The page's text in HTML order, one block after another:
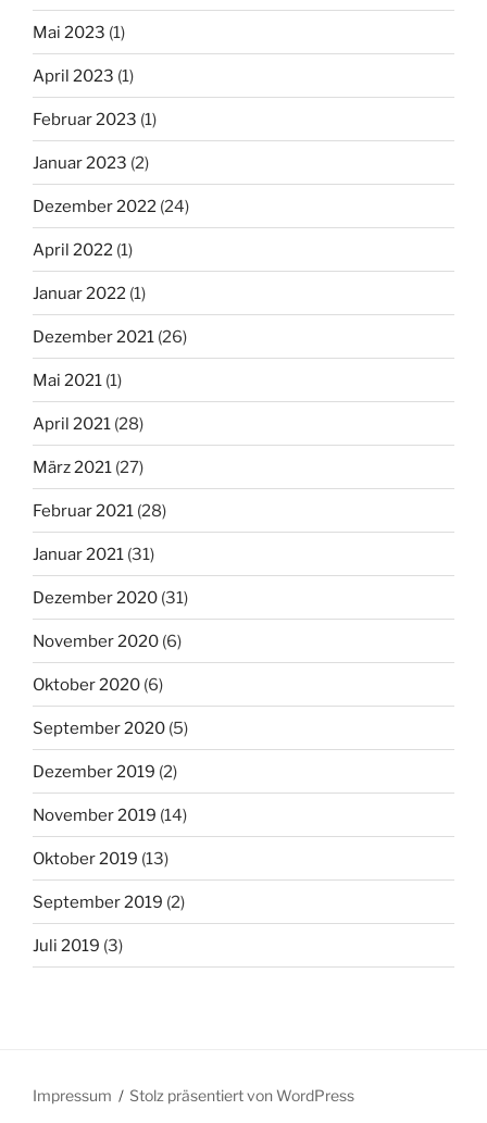
Mai 2023 (1)
April 2023 (1)
Februar 2023 (1)
Januar 2023 (2)
Dezember 2022 (24)
April 2022 (1)
Januar 2022 (1)
Dezember 2021 (26)
Mai 2021 (1)
April 2021 (28)
März 2021 (27)
Februar 2021 (28)
Januar 2021 (31)
Dezember 2020 (31)
November 2020 (6)
Oktober 2020 (6)
September 2020 (5)
Dezember 2019 (2)
November 2019 (14)
Oktober 2019 (13)
September 2019 (2)
Juli 2019 (3)
Impressum Stolz präsentiert von WordPress